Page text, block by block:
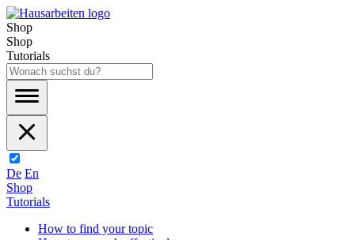
Shop
Shop
Tutorials
De En
Shop
Tutorials
How to find your topic